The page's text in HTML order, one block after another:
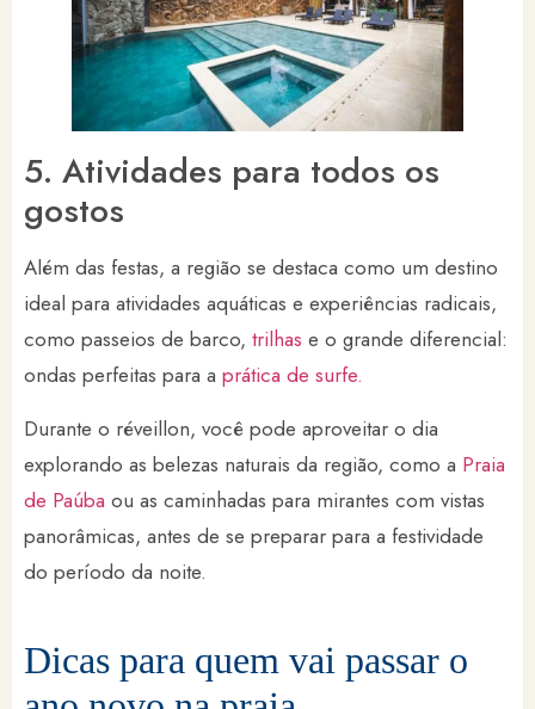
5. Atividades para todos os
gostos
Além das festas, a região se destaca como um destino
ideal para atividades aquáticas e experiências radicais,
como passeios de barco, trilhas e o grande diferencial:
ondas perfeitas para a prática de surfe.
Durante o réveillon, você pode aproveitar o dia
explorando as belezas naturais da região, como a Praia
de Paúba ou as caminhadas para mirantes com vistas
panorâmicas, antes de se preparar para a festividade
do período da noite.
Dicas para quem vai passar o